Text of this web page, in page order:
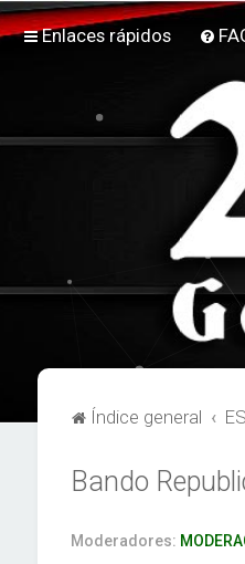
Enlaces rápidos
Índice general
Bando
Moderadores: